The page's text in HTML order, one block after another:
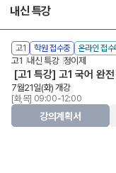
내신 특강
고1 학원 접수중 온라인 접수
고1 내신 특강 정이제
[고1 특강] 고1 국어 완
7월21일(화) 개강
[화,목] 09:00-12:00
강의계획서